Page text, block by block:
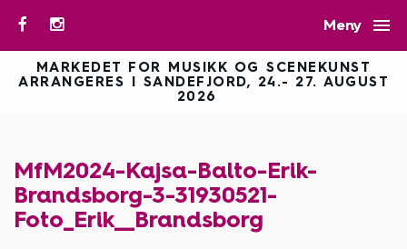
Meny 
MARKEDET FOR MUSIKK OG SCENEKUNST
ARRANGERES I SANDEFJORD, 24.- 27. AUGUST
2026
MfM2024-Kajsa-Balto-Erik-
Brandsborg-3-31930521-
Foto_Erik__Brandsborg